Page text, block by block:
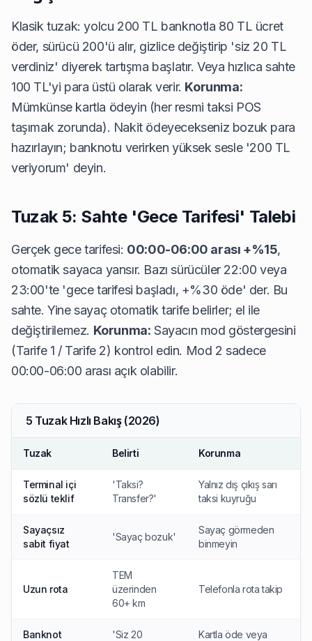
Klasik tuzak: yolcu 200 TL banknotla 80 TL ücret
öder, sürücü 200'ü alır, gizlice değiştirip 'siz 20 TL
verdiniz' diyerek tartışma başlatır. Veya hızlıca sahte
100 TL'yi para üstü olarak verir. Korunma:
Mümkünse kartla ödeyin (her resmi taksi POS
taşımak zorunda). Nakit ödeyecekseniz bozuk para
hazırlayın; banknotu verirken yüksek sesle '200 TL
veriyorum' deyin.
Tuzak 5: Sahte 'Gece Tarifesi' Talebi
Gerçek gece tarifesi: 00:00-06:00 arası +%15,
otomatik sayaca yansır. Bazı sürücüler 22:00 veya
23:00'te 'gece tarifesi başladı, +%30 öde' der. Bu
sahte. Yine sayaç otomatik tarife belirler; el ile
değiştirilemez. Korunma: Sayacın mod göstergesini
(Tarife 1 / Tarife 2) kontrol edin. Mod 2 sadece
00:00-06:00 arası açık olabilir.
5 Tuzak Hızlı Bakış (2026)
Tuzak Belirti Korunma
Terminal içi
sözlü teklif
'Taksi?
Transfer?'
Yalnız dış çıkış sarı
taksi kuyruğu
Sayaçsız
sabit fiyat
'Sayaç bozuk'
Sayaç görmeden
binmeyin
Uzun rota
TEM
üzerinden
60+ km
Telefonla rota takip
Banknot
'Siz 20
Kartla öde veya